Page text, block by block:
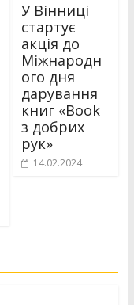
У Вінниці
стартує
акція до
Міжнародн
ого дня
дарування
книг «Book
з добрих
рук»
14.02.2024